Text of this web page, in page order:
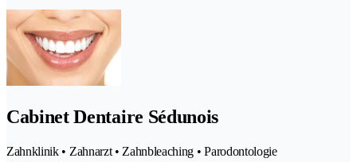
Cabinet Dentaire Sédunois
Zahnklinik • Zahnarzt • Zahnbleaching • Parodontologie